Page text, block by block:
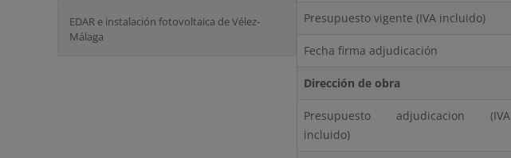
EDAR e instalación fotovoltaica de Vélez-
Málaga
Presupuesto vigente (IVA incluido)
Fecha firma adjudicación
Dirección de obra
Presupuesto adjudicacion (IVA
incluido)